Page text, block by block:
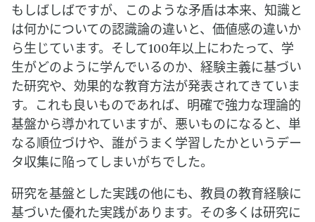
もしばしばですが、このような矛盾は本来、知識と
は何かについての認識論の違いと、価値感の違いか
ら生じています。そして100年以上にわたって、学
生がどのように学んでいるのか、経験主義に基づい
た研究や、効果的な教育方法が発表されてきていま
す。これも良いものであれば、明確で強力な理論的
基盤から導かれていますが、悪いものになると、単
なる順位づけや、誰がうまく学習したかというデー
タ収集に陥ってしまいがちでした。
研究を基盤とした実践の他にも、教員の教育経験に
基づいた優れた実践があります。その多くは研究に